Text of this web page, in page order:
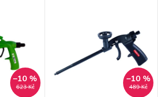
623 Kč
–10 %
489 Kč
–10 %